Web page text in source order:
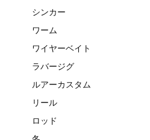
シンカー
ワーム
ワイヤーベイト
ラバージグ
ルアーカスタム
リール
ロッド